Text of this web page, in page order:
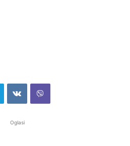
Oglasi